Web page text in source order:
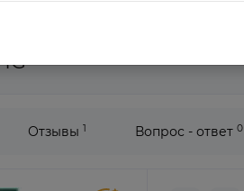
8352Y
Отзывы 1 Вопрос - ответ 0